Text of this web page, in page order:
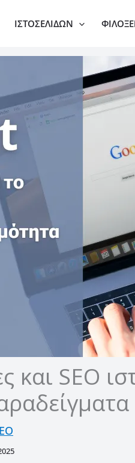
ΙΣΤΟΣΕΛΊΔΩΝ
και SEO